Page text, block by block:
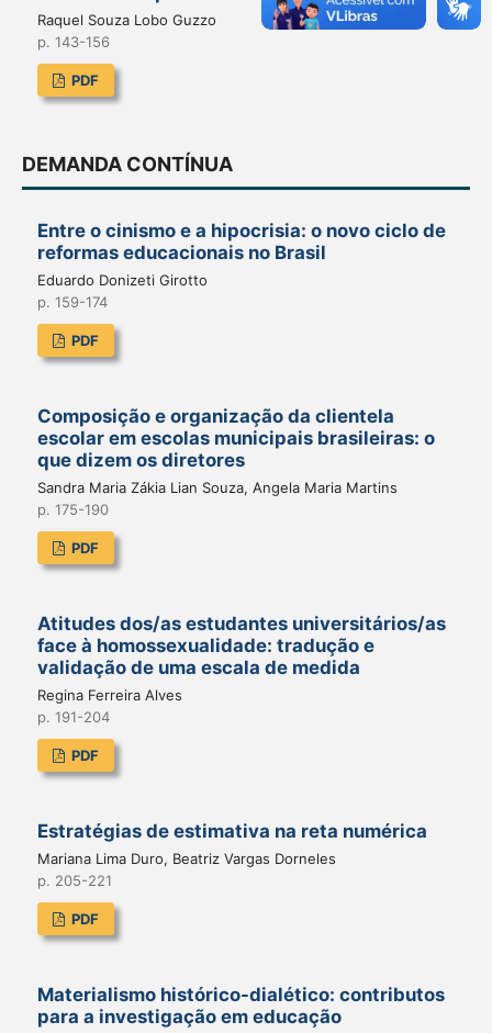
Raquel Souza Lobo Guzzo
p. 143-156
PDF
DEMANDA CONTÍNUA
Entre o cinismo e a hipocrisia: o novo ciclo de
reformas educacionais no Brasil
Eduardo Donizeti Girotto
p. 159-174
PDF
Composição e organização da clientela
escolar em escolas municipais brasileiras: o
que dizem os diretores
Sandra Maria Zákia Lian Souza, Angela Maria Martins
p. 175-190
PDF
Atitudes dos/as estudantes universitários/as
face à homossexualidade: tradução e
validação de uma escala de medida
Regina Ferreira Alves
p. 191-204
PDF
Estratégias de estimativa na reta numérica
Mariana Lima Duro, Beatriz Vargas Dorneles
p. 205-221
PDF
Materialismo histórico-dialético: contributos
para a investigação em educação